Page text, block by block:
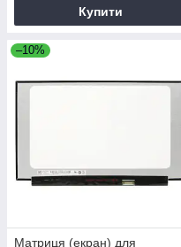
Купити
–10%
Матриця (екран) для